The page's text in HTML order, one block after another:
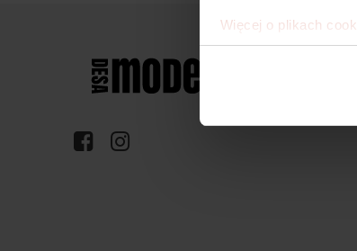
Więcej o plikach